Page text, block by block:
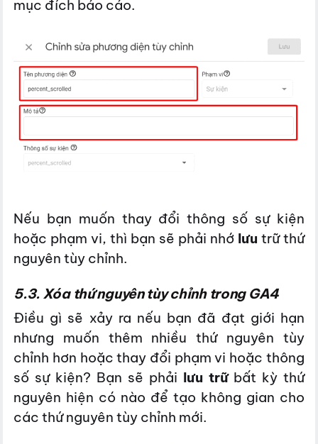
mục đích báo cáo.
Nếu bạn muốn thay đổi thông số sự kiện
hoặc phạm vi, thì bạn sẽ phải nhớ lưu trữ thứ
nguyên tùy chỉnh.
5.3. Xóa thứ nguyên tùy chỉnh trong GA4
Điều gì sẽ xảy ra nếu bạn đã đạt giới hạn
nhưng muốn thêm nhiều thứ nguyên tùy
chỉnh hơn hoặc thay đổi phạm vi hoặc thông
số sự kiện? Bạn sẽ phải lưu trữbất kỳ thứ
nguyên hiện có nào để tạo không gian cho
các thứ nguyên tùy chỉnh mới.